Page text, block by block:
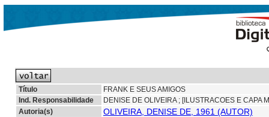
Título
FRANK E SEUS AMIGOS
Ind. Responsabilidade
DENISE DE OLIVEIRA ; [ILUSTRACOES E CAPA
Autoria(s)
OLIVEIRA, DENISE DE, 1961 (AUTOR)